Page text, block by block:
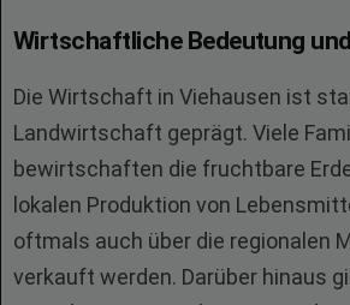
Wirtschaftliche Bedeutung
Die Wirtschaft in Viehausen ist
Landwirtschaft geprägt. Viele
bewirtschaften die fruchtbare
lokalen Produktion von
oftmals auch über die regionalen
verkauft werden. Darüber hinaus